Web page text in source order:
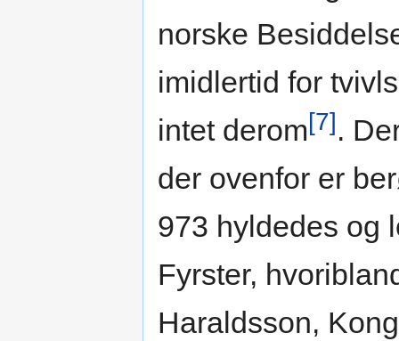
norske
imidlertid for
intet derom[7].
der ovenfor er
973 hyldedes og
Fyrster,
Haraldsson,